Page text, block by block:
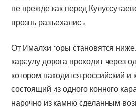
не прежде как перед
врознь разъехались.
От Ималхи горы становятся
караулу дорога проходит через
котором находится российский и
состоящий из одного конного
нарочно из камню сделанным